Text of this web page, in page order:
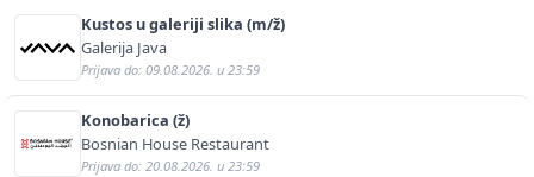
Kustos u galeriji slika (m/ž)
Galerija Java
Prijava do: 09.08.2026. u 23:59
Konobarica (ž)
Bosnian House Restaurant
Prijava do: 20.08.2026. u 23:59